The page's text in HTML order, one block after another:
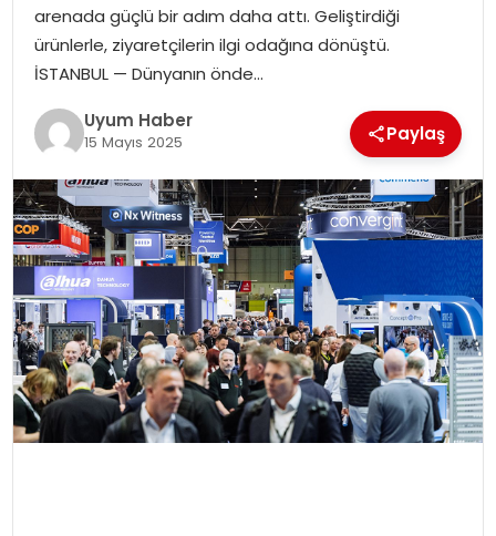
arenada güçlü bir adım daha attı. Geliştirdiği
ürünlerle, ziyaretçilerin ilgi odağına dönüştü.
İSTANBUL — Dünyanın önde…
Uyum Haber
15 Mayıs 2025 Paylaş